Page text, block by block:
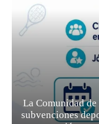
La Comunidad
subvenciones